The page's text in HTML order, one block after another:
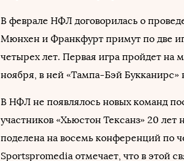
В феврале НФЛ договорилась о
Мюнхен и Франкфурт примут по две
четырех лет. Первая игра пройдет на
ноября, в ней «Тампа-Бэй Букканирс»
В НФЛ не появлялось новых команд
участников «Хьюстон Тексанз» 20
поделена на восемь конференций по
Sportspromedia отмечает, что в этой